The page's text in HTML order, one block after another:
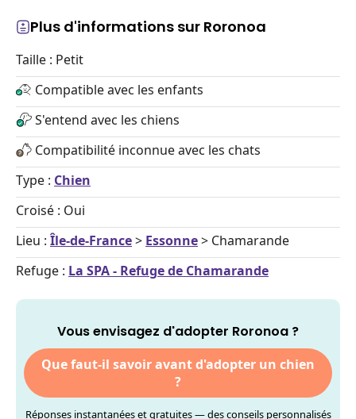
Plus d'informations sur Roronoa
Taille : Petit
Compatible avec les enfants
S'entend avec les chiens
Compatibilité inconnue avec les chats
Type : Chien
Croisé : Oui
Lieu : Île-de-France> Essonne> Chamarande
Refuge : La SPA - Refuge de Chamarande
Vous envisagez d'adopter Roronoa ?
Que faut-il savoir avant d'adopter un chien
?
Réponses instantanées et gratuites — des conseils personnalisés